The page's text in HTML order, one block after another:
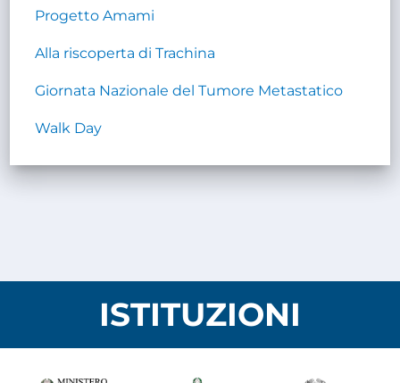
Progetto Amami
Alla riscoperta di Trachina
Giornata Nazionale del Tumore Metastatico
Walk Day
ISTITUZIONI